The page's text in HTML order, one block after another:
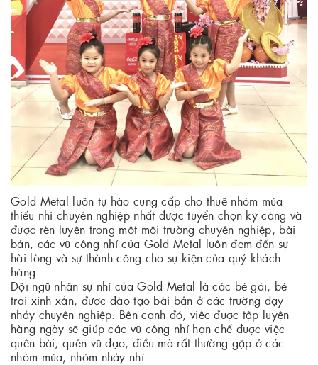
Gold Metal luôn tự hào cung cấp cho thuê nhóm múa
thiếu nhi chuyên nghiệp nhất được tuyển chọn kỹ càng và
được rèn luyện trong một môi trường chuyên nghiệp, bài
bản, các vũ công nhí của Gold Metal luôn đem đến sự
hài lòng và sự thành công cho sự kiện của quý khách
hàng.
Đội ngũ nhân sự nhí của Gold Metal là các bé gái, bé
trai xinh xắn, được đào tạo bài bản ở các trường dạy
nhảy chuyên nghiệp. Bên cạnh đó, việc được tập luyện
hàng ngày sẽ giúp các vũ công nhí hạn chế được việc
quên bài, quên vũ đạo, điều mà rất thường gặp ở các
nhóm múa, nhóm nhảy nhí.